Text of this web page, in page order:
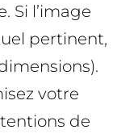
Si l’image
pertinent,
votre
de